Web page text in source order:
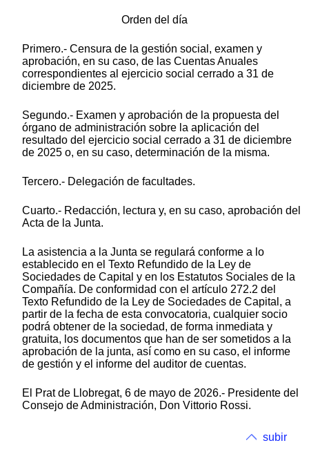
Orden del día
Primero.- Censura de la gestión social, examen y
aprobación, en su caso, de las Cuentas Anuales
correspondientes al ejercicio social cerrado a 31 de
diciembre de 2025.
Segundo.- Examen y aprobación de la propuesta del
órgano de administración sobre la aplicación del
resultado del ejercicio social cerrado a 31 de diciembre
de 2025 o, en su caso, determinación de la misma.
Tercero.- Delegación de facultades.
Cuarto.- Redacción, lectura y, en su caso, aprobación del
Acta de la Junta.
La asistencia a la Junta se regulará conforme a lo
establecido en el Texto Refundido de la Ley de
Sociedades de Capital y en los Estatutos Sociales de la
Compañía. De conformidad con el artículo 272.2 del
Texto Refundido de la Ley de Sociedades de Capital, a
partir de la fecha de esta convocatoria, cualquier socio
podrá obtener de la sociedad, de forma inmediata y
gratuita, los documentos que han de ser sometidos a la
aprobación de la junta, así como en su caso, el informe
de gestión y el informe del auditor de cuentas.
El Prat de Llobregat, 6 de mayo de 2026.- Presidente del
Consejo de Administración, Don Vittorio Rossi.
subir